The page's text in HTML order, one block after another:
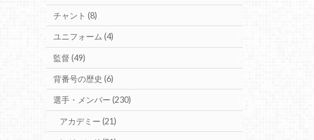
チャント (8)
ユニフォーム (4)
監督 (49)
背番号の歴史 (6)
選手・メンバー (230)
アカデミー(21)